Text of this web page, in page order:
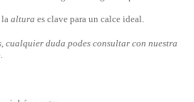
altura es clave para un calce ideal.
cualquier duda podes consultar con nuestra